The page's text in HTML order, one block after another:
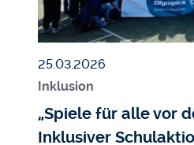
Veröffentlicht am
25.03.2026
Inklusion
„Spiele für alle vor
Inklusiver